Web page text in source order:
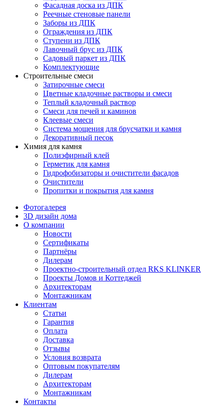
Фасадная доска из ДПК
Реечные стеновые панели
Заборы из ДПК
Ограждения из ДПК
Ступени из ДПК
Лавочный брус из ДПК
Садовый паркет из ДПК
Комплектующие
Строительные смеси
Затирочные смеси
Цветные кладочные растворы и смеси
Теплый кладочный раствор
Смеси для печей и каминов
Клеевые смеси
Система мощения для брусчатки и камня
Декоративный песок
Химия для камня
Полиэфирный клей
Герметик для камня
Гидрофобизаторы и очистители фасадов
Очистители
Пропитки и покрытия для камня
Фотогалерея
3D дизайн дома
О компании
Новости
Сертификаты
Партнёры
Дилерам
Проектно-строительный отдел RKS KLINKER
Проекты Домов и Коттеджей
Архитекторам
Монтажникам
Клиентам
Статьи
Гарантия
Оплата
Доставка
Отзывы
Условия возврата
Оптовым покупателям
Дилерам
Архитекторам
Монтажникам
Контакты